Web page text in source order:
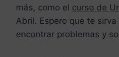
más, como el curso de
Abril. Espero que te
encontrar problemas y